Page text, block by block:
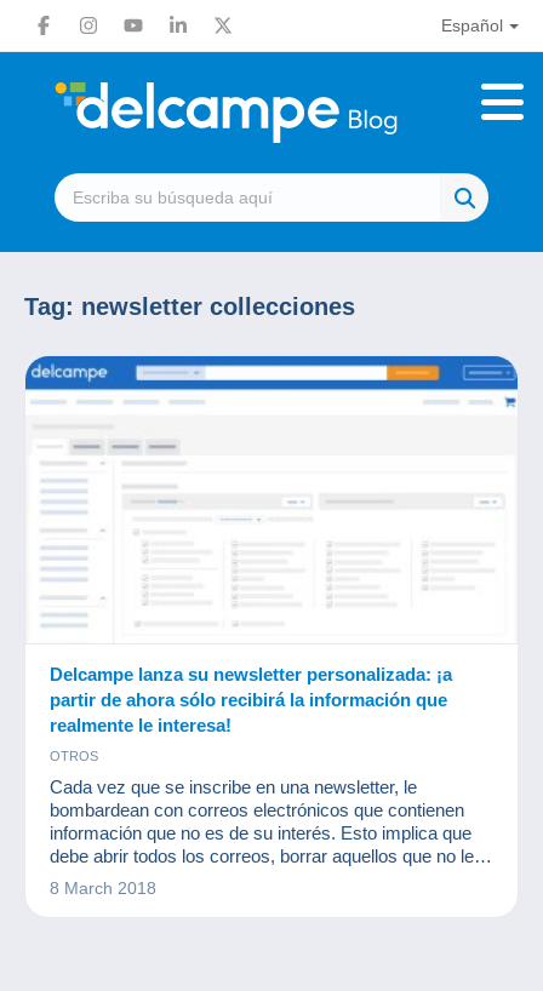
Español
Tag: newsletter collecciones
Delcampe lanza su newsletter personalizada: ¡a
partir de ahora sólo recibirá la información que
realmente le interesa!
OTROS
Cada vez que se inscribe en una newsletter, le
bombardean con correos electrónicos que contienen
información que no es de su interés. Esto implica que
debe abrir todos los correos, borrar aquellos que no le
interesan y guardar los que le resultan relevantes. Y en
8 March 2018